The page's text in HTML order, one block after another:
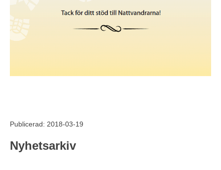
Publicerad: 2018-03-19
Nyhetsarkiv